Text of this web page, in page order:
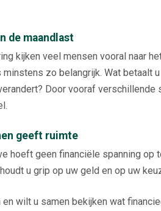
de maandlast
kijken veel mensen vooral naar
zo belangrijk. Wat betaalt
Door vooraf verschillende
geeft ruimte
hoeft geen financiële spanning
u grip op uw geld en op uw
en wilt u samen bekijken wat